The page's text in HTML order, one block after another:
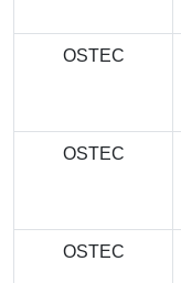
OSTEC
OSTEC
OSTEC